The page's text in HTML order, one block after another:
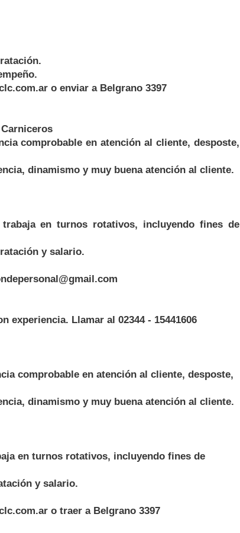
o enviar a Belgrano 3397
comprobable en atención al cliente, desposte,
dinamismo y muy buena atención al cliente.
en turnos rotativos, incluyendo fines de
y salario.
experiencia. Llamar al 02344 - 15441606
comprobable en atención al cliente, desposte,
dinamismo y muy buena atención al cliente.
en turnos rotativos, incluyendo fines de
y salario.
o traer a Belgrano 3397